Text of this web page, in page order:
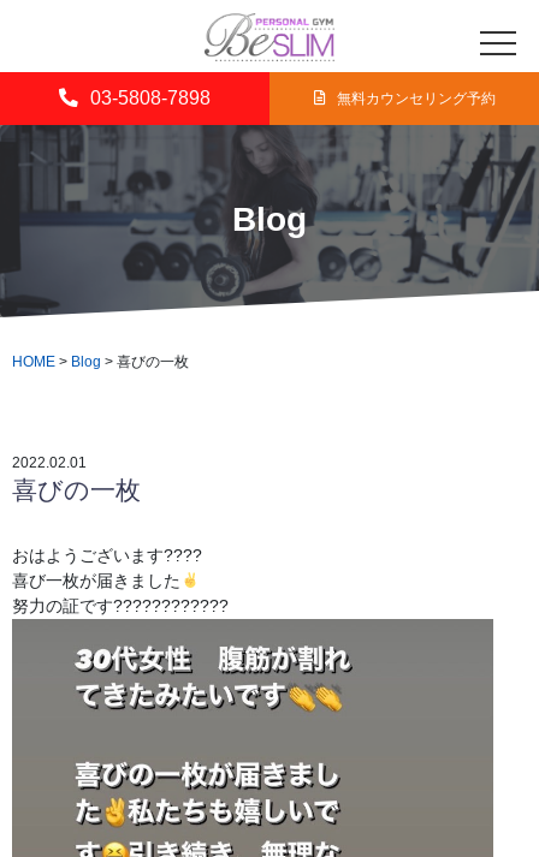
03-5808-7898 無料カウンセリング予約
Blog
HOME > Blog > 喜びの一枚
2022.02.01
喜びの一枚
おはようございます????
喜び一枚が届きました
努力の証です????????????